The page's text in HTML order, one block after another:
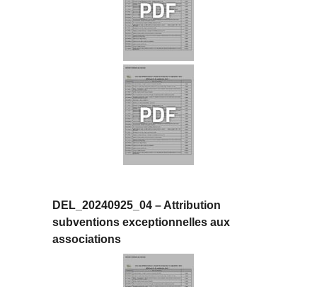
DEL_20240925_04 – Attribution
subventions exceptionnelles aux
associations